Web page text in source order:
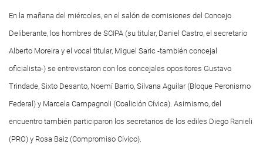
En la mañana del miércoles, en el salón de comisiones del Concejo
Deliberante, los hombres de SCIPA (su titular, Daniel Castro, el secretario
Alberto Moreira y el vocal titular, Miguel Saric -también concejal
oficialista-) se entrevistaron con los concejales opositores Gustavo
Trindade, Sixto Desanto, Noemí Barrio, Silvana Aguilar (Bloque Peronismo
Federal) y Marcela Campagnoli (Coalición Cívica). Asimismo, del
encuentro también participaron los secretarios de los ediles Diego Ranieli
(PRO) y Rosa Baiz (Compromiso Cívico).